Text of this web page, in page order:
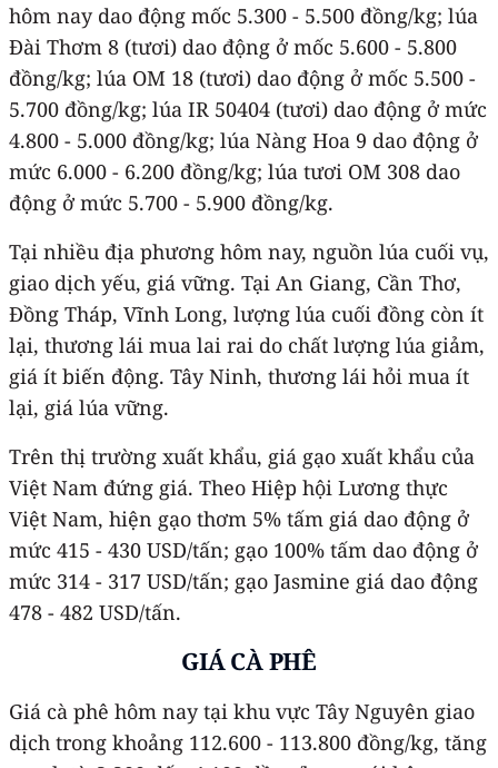
hôm nay dao động mốc 5.300 - 5.500 đồng/kg; lúa
Đài Thơm 8 (tươi) dao động ở mốc 5.600 - 5.800
đồng/kg; lúa OM 18 (tươi) dao động ở mốc 5.500 -
5.700 đồng/kg; lúa IR 50404 (tươi) dao động ở mức
4.800 - 5.000 đồng/kg; lúa Nàng Hoa 9 dao động ở
mức 6.000 - 6.200 đồng/kg; lúa tươi OM 308 dao
động ở mức 5.700 - 5.900 đồng/kg.
Tại nhiều địa phương hôm nay, nguồn lúa cuối vụ,
giao dịch yếu, giá vững. Tại An Giang, Cần Thơ,
Đồng Tháp, Vĩnh Long, lượng lúa cuối đồng còn ít
lại, thương lái mua lai rai do chất lượng lúa giảm,
giá ít biến động. Tây Ninh, thương lái hỏi mua ít
lại, giá lúa vững.
Trên thị trường xuất khẩu, giá gạo xuất khẩu của
Việt Nam đứng giá. Theo Hiệp hội Lương thực
Việt Nam, hiện gạo thơm 5% tấm giá dao động ở
mức 415 - 430 USD/tấn; gạo 100% tấm dao động ở
mức 314 - 317 USD/tấn; gạo Jasmine giá dao động
478 - 482 USD/tấn.
GIÁ CÀ PHÊ
Giá cà phê hôm nay tại khu vực Tây Nguyên giao
dịch trong khoảng 112.600 - 113.800 đồng/kg, tăng